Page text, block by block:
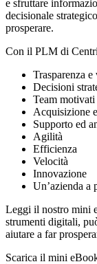
e sfruttare
decisionale
prosperare.
Con il PLM di
Trasparenza
Decisioni
Team
Acquisizione
Supporto ed
Agilità
Efficienza
Velocità
Innovazione
Un’azienda a
Leggi il nostro mini
strumenti digitali,
aiutare a far
Scarica il mini